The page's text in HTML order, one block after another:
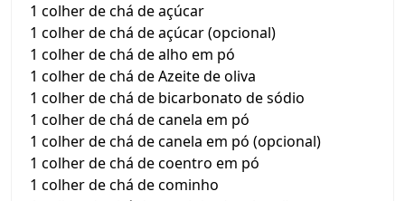
1 colher de chá de açúcar
1 colher de chá de açúcar (opcional)
1 colher de chá de alho em pó
1 colher de chá de Azeite de oliva
1 colher de chá de bicarbonato de sódio
1 colher de chá de canela em pó
1 colher de chá de canela em pó (opcional)
1 colher de chá de coentro em pó
1 colher de chá de cominho